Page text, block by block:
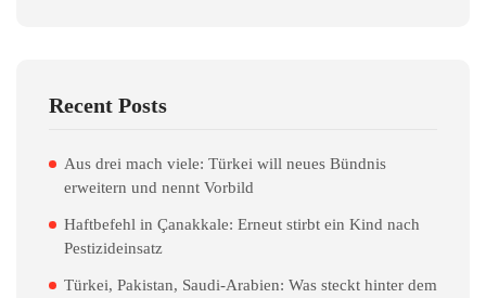
Recent Posts
Aus drei mach viele: Türkei will neues Bündnis
erweitern und nennt Vorbild
Haftbefehl in Çanakkale: Erneut stirbt ein Kind nach
Pestizideinsatz
Türkei, Pakistan, Saudi-Arabien: Was steckt hinter dem